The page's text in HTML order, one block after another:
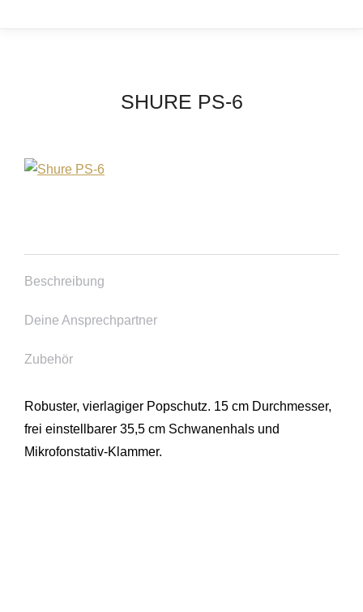
SHURE PS-6
Beschreibung
Deine Ansprechpartner
Zubehör
Robuster, vierlagiger Popschutz. 15 cm Durchmesser,
frei einstellbarer 35,5 cm Schwanenhals und
Mikrofonstativ-Klammer.